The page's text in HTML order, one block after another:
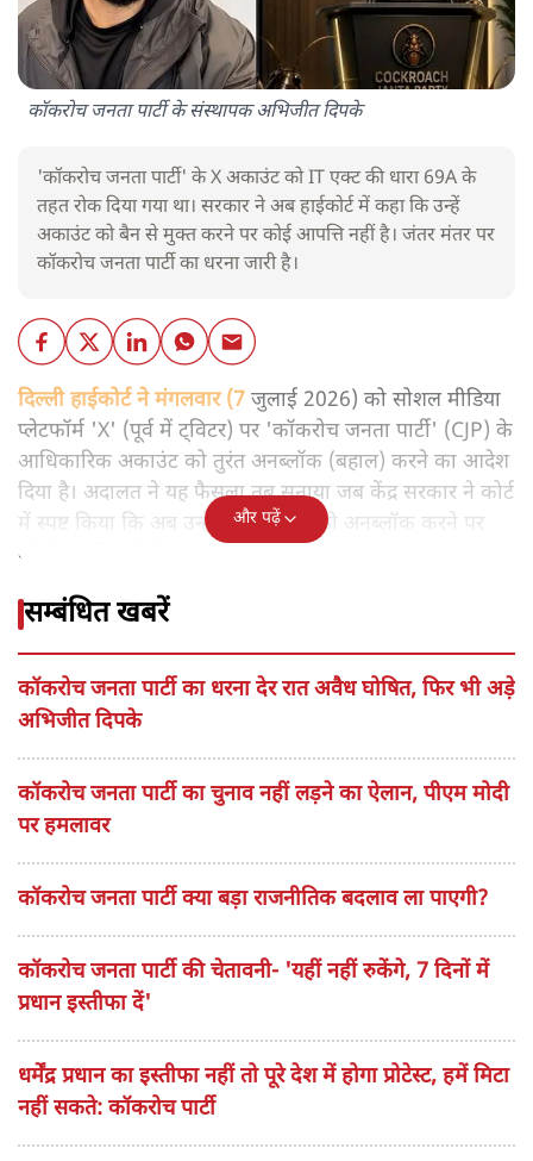
कॉकरोच जनता पार्टी के संस्थापक अभिजीत दिपके
'कॉकरोच जनता पार्टी' के X अकाउंट को IT एक्ट की धारा 69A के
तहत रोक दिया गया था। सरकार ने अब हाईकोर्ट में कहा कि उन्हें
अकाउंट को बैन से मुक्त करने पर कोई आपत्ति नहीं है। जंतर मंतर पर
कॉकरोच जनता पार्टी का धरना जारी है।
दिल्ली हाईकोर्ट ने मंगलवार (7 जुलाई 2026) को सोशल मीडिया
प्लेटफॉर्म 'X' (पूर्व में ट्विटर) पर 'कॉकरोच जनता पार्टी' (CJP) के
आधिकारिक अकाउंट को तुरंत अनब्लॉक (बहाल) करने का आदेश
दिया है। अदालत ने यह फैसला तब सुनाया जब केंद्र सरकार ने कोर्ट
में स्पष्ट किया कि अब उन्हें इस अकाउंट को अनब्लॉक करने पर
कोई आपत्ति नहीं है।
और पढ़ें
सम्बंधित खबरें
कॉकरोच जनता पार्टी का धरना देर रात अवैध घोषित, फिर भी अड़े
अभिजीत दिपके
कॉकरोच जनता पार्टी का चुनाव नहीं लड़ने का ऐलान, पीएम मोदी
पर हमलावर
कॉकरोच जनता पार्टी क्या बड़ा राजनीतिक बदलाव ला पाएगी?
कॉकरोच जनता पार्टी की चेतावनी- 'यहीं नहीं रुकेंगे, 7 दिनों में
प्रधान इस्तीफा दें'
धर्मेंद्र प्रधान का इस्तीफा नहीं तो पूरे देश में होगा प्रोटेस्ट, हमें मिटा
नहीं सकते: कॉकरोच पार्टी